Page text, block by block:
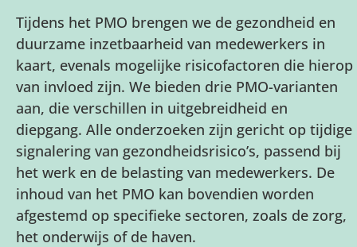
Tijdens het PMO brengen we de gezondheid en
duurzame inzetbaarheid van medewerkers in
kaart, evenals mogelijke risicofactoren die hierop
van invloed zijn. We bieden drie PMO-varianten
aan, die verschillen in uitgebreidheid en
diepgang. Alle onderzoeken zijn gericht op tijdige
signalering van gezondheidsrisico’s, passend bij
het werk en de belasting van medewerkers. De
inhoud van het PMO kan bovendien worden
afgestemd op specifieke sectoren, zoals de zorg,
het onderwijs of de haven.